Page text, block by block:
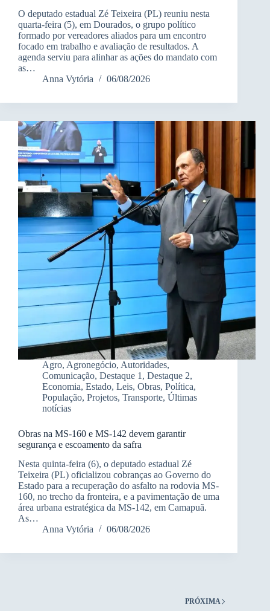
O deputado estadual Zé Teixeira (PL) reuniu nesta
quarta-feira (5), em Dourados, o grupo político
formado por vereadores aliados para um encontro
focado em trabalho e avaliação de resultados. A
agenda serviu para alinhar as ações do mandato com
as…
Anna Vytória
06/08/2026
Agro, Agronegócio, Autoridades,
Comunicação, Destaque 1 , Destaque 2,
Economia, Estado, Leis, Obras, Política,
População, Projetos, Transporte, Últimas
notícias
Obras na MS-160 e MS-142 devem garantir
segurança e escoamento da safra
Nesta quinta-feira (6), o deputado estadual Zé
Teixeira (PL) oficializou cobranças ao Governo do
Estado para a recuperação do asfalto na rodovia MS-
160, no trecho da fronteira, e a pavimentação de uma
área urbana estratégica da MS-142, em Camapuã.
As…
Anna Vytória
06/08/2026
PRÓXIMA